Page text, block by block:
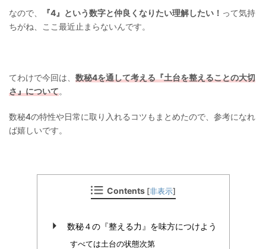
なので、 『4』という数字と仲良くなりたい理解したい！ って気持
ちがね、ここ最近止まらないんです。
てわけで今回は、 数秘4を通して考える『土台を整えることの大切
さ』について。
数秘4の特性や日常に取り入れるコツもまとめたので、参考になれ
ば嬉しいです。
Contents [非表示]
数秘４の『整える力』を味方につけよう
すべては土台の状態次第